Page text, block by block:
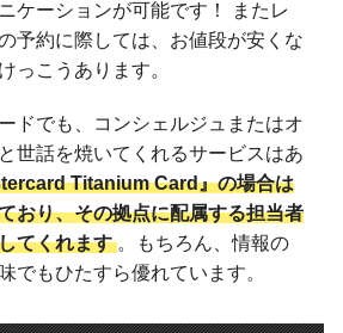
ケーションが可能です！ またレ
予約に際しては、お値段が安くな
っこうあります。
ドでも、コンシェルジュまたはオ
世話を焼いてくれるサービスはあ
Titanium Card』の場合は
おり、その拠点に配属する担当者
てくれます 。もちろん、情報の
でもひたすら優れています。